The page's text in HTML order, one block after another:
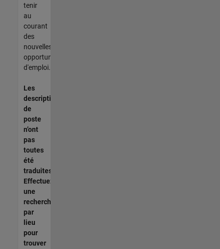
tenir
au
courant
des
nouvelles
opportunités
d'emploi.
Les
descriptions
de
poste
n’ont
pas
toutes
été
traduites.
Effectuez
une
recherche
par
lieu
pour
trouver